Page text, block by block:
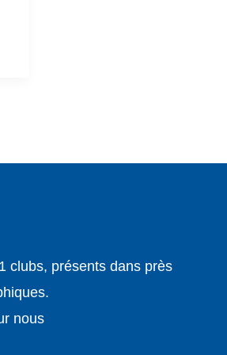
clubs, présents dans près
nous